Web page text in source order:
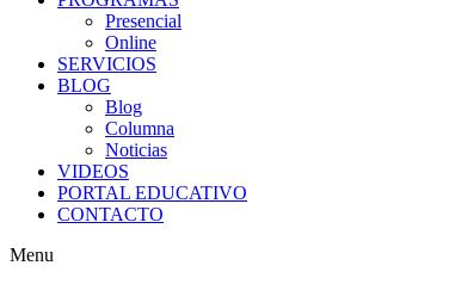
Presencial
Online
SERVICIOS
BLOG
Blog
Columna
Noticias
VIDEOS
PORTAL EDUCATIVO
CONTACTO
Menu